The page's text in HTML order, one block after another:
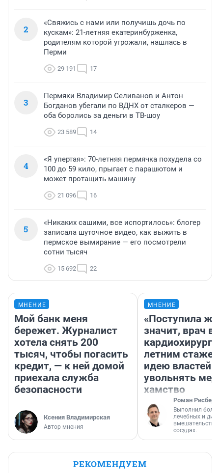
2
«Свяжись с нами или получишь дочь по
кускам»: 21-летняя екатеринбурженка,
родителям которой угрожали, нашлась в
Перми
29 191 17
3
Пермяки Владимир Селиванов и Антон
Богданов убегали по ВДНХ от сталкеров —
оба боролись за деньги в ТВ-шоу
23 589 14
4
«Я упертая»: 70-летняя пермячка похудела со
100 до 59 кило, прыгает с парашютом и
может протащить машину
21 096 16
5
«Никаких сашими, все испортилось»: блогер
записала шуточное видео, как выжить в
пермское вымирание — его посмотрели
сотни тысяч
15 692 22
МНЕНИЕ
Мой банк меня
бережет. Журналист
хотела снять 200
тысяч, чтобы погасить
кредит, — к ней домой
приехала служба
безопасности
Ксения Владимирская
Автор мнения
МНЕНИЕ
«Поступила
значит, врач
кардиохирург
летним
идею властей
увольнять
хамство
Роман Рисберг
Выполнил
лечебных и
вмешательств
сосудах.
РЕКОМЕНДУЕМ